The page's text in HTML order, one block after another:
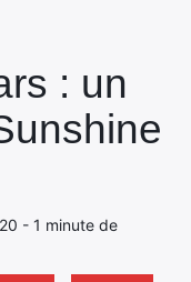
: un
- 1 minute de